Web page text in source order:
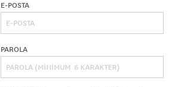
E-POSTA
PAROLA